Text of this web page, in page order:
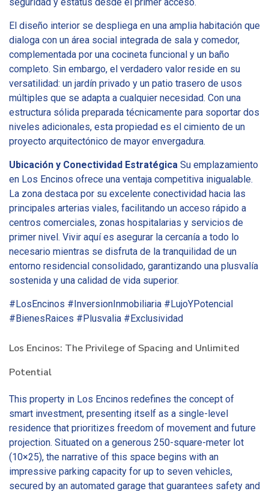
El diseño interior se despliega en una amplia habitación que
dialoga con un área social integrada de sala y comedor,
complementada por una cocineta funcional y un baño
completo. Sin embargo, el verdadero valor reside en su
versatilidad: un jardín privado y un patio trasero de usos
múltiples que se adapta a cualquier necesidad. Con una
estructura sólida preparada técnicamente para soportar dos
niveles adicionales, esta propiedad es el cimiento de un
proyecto arquitectónico de mayor envergadura.
Ubicación y Conectividad Estratégica Su emplazamiento
en Los Encinos ofrece una ventaja competitiva inigualable.
La zona destaca por su excelente conectividad hacia las
principales arterias viales, facilitando un acceso rápido a
centros comerciales, zonas hospitalarias y servicios de
primer nivel. Vivir aquí es asegurar la cercanía a todo lo
necesario mientras se disfruta de la tranquilidad de un
entorno residencial consolidado, garantizando una plusvalía
sostenida y una calidad de vida superior.
#LosEncinos #InversionInmobiliaria #LujoYPotencial
#BienesRaices #Plusvalia #Exclusividad
Los Encinos: The Privilege of Spacing and Unlimited
Potential
This property in Los Encinos redefines the concept of
smart investment, presenting itself as a single-level
residence that prioritizes freedom of movement and future
projection. Situated on a generous 250-square-meter lot
(10×25), the narrative of this space begins with an
impressive parking capacity for up to seven vehicles,
secured by an automated garage that guarantees safety and